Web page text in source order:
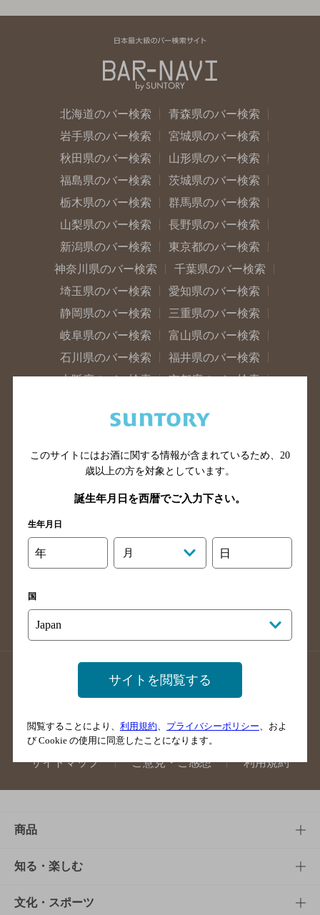
北海道のバー検索
青森県のバー検索
岩手県のバー検索
宮城県のバー検索
秋田県のバー検索
山形県のバー検索
福島県のバー検索
茨城県のバー検索
栃木県のバー検索
群馬県のバー検索
山梨県のバー検索
長野県のバー検索
新潟県のバー検索
東京都のバー検索
神奈川県のバー検索
千葉県のバー検索
埼玉県のバー検索
愛知県のバー検索
静岡県のバー検索
三重県のバー検索
岐阜県のバー検索
富山県のバー検索
石川県のバー検索
福井県のバー検索
大阪府のバー検索
京都府のバー検索
滋賀県のバー検索
和歌山県のバー検索
山口県のバー検索
鳥取県のバー検索
島根県のバー検索
徳島県のバー検索
高知県のバー検索
福岡県のバー検索
長崎県のバー検索
佐賀県のバー検索
店舗登録方法のご案内
店舗情報更新方法のご案内
掲載店舗様ログイン
サイトマップ ご意見・ご感想 利用規約
商品
商品TOP
商品一覧
知る・楽しむ
知る・楽しむTOP
文化・スポーツ
このサイトにはお酒に関する情報が含まれているため、 20
歳以上の方を対象としています。
誕生年月日を西暦でご入力下さい。
生年月日
年 月 日
国
サイトを閲覧する
閲覧することにより、 利用規約 プライバシーポリシー 、およ
び Cookie の使用に同意したことになります。